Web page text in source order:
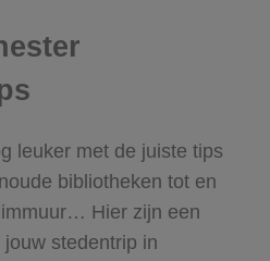
leuker met de juiste tips
bibliotheken tot en
Hier zijn een
stedentrip in